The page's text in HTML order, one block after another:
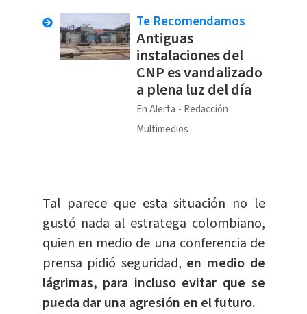
Te Recomendamos
Antiguas
instalaciones del
CNP es vandalizado
a plena luz del día
En Alerta
Redacción
Multimedios
Tal parece que esta situación no le
gustó nada al estratega colombiano,
quien en medio de una conferencia de
prensa pidió seguridad, en medio de
lágrimas, para incluso evitar que se
pueda dar una agresión en el futuro.